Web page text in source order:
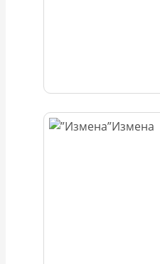
Измена